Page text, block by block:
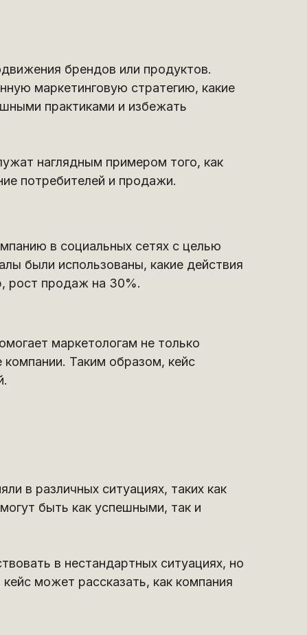
брендов или продуктов.
маркетинговую стратегию, какие
практиками и избежать
наглядным примером того, как
потребителей и продажи.
в социальных сетях с целью
были использованы, какие действия
рост продаж на 30%.
маркетологам не только
Таким образом, кейс
в различных ситуациях, таких как
быть как успешными, так и
в нестандартных ситуациях, но
может рассказать, как компания